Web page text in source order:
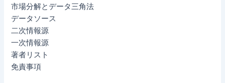
市場分解とデータ三角法
データソース
二次情報源
一次情報源
著者リスト
免責事項